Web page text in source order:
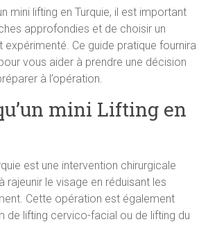
mini lifting en Turquie, il est important
approfondies et de choisir un
expérimenté. Ce guide pratique fournira
vous aider à prendre une décision
à l’opération.
mini Lifting en
est une intervention chirurgicale
rajeunir le visage en réduisant les
Cette opération est également
de lifting cervico-facial ou de lifting du